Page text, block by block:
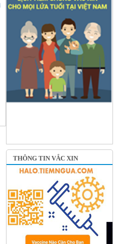
THÔNG TIN VẮC XIN